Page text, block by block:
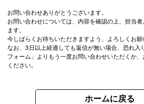
お問い合わせありがとうございます。
お問い合わせについては、内容を確認の上、担当
ます。
今しばらくお待ちいただきますよう、よろしくお願
なお、3日以上経過しても返信が無い場合、 恐れ入
フォーム」よりもう一度お問い合わせいただくか
ください。
ホームに戻る